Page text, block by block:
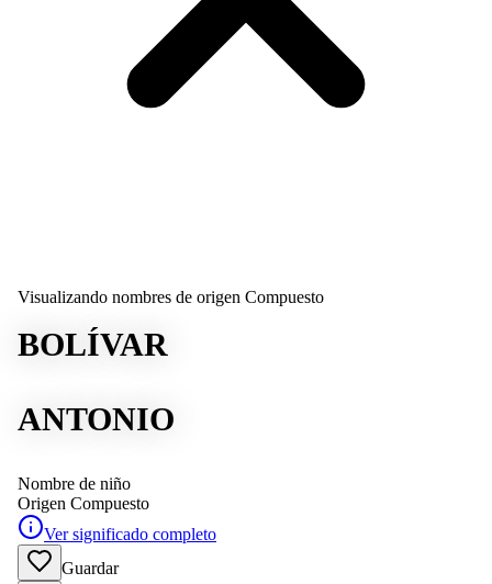
Visualizando nombres de origen Compuesto
BOLÍVAR
ANTONIO
Nombre de niño
Origen Compuesto
Ver significado completo
Guardar